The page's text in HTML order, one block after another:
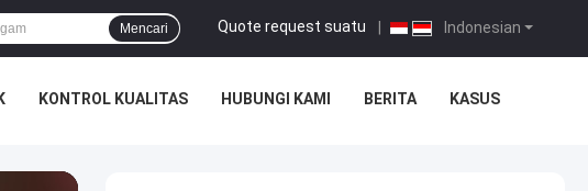
Indonesian
Quote request suatu
Mencari
KONTROL KUALITAS HUBUNGI KAMI BERITA KASUS